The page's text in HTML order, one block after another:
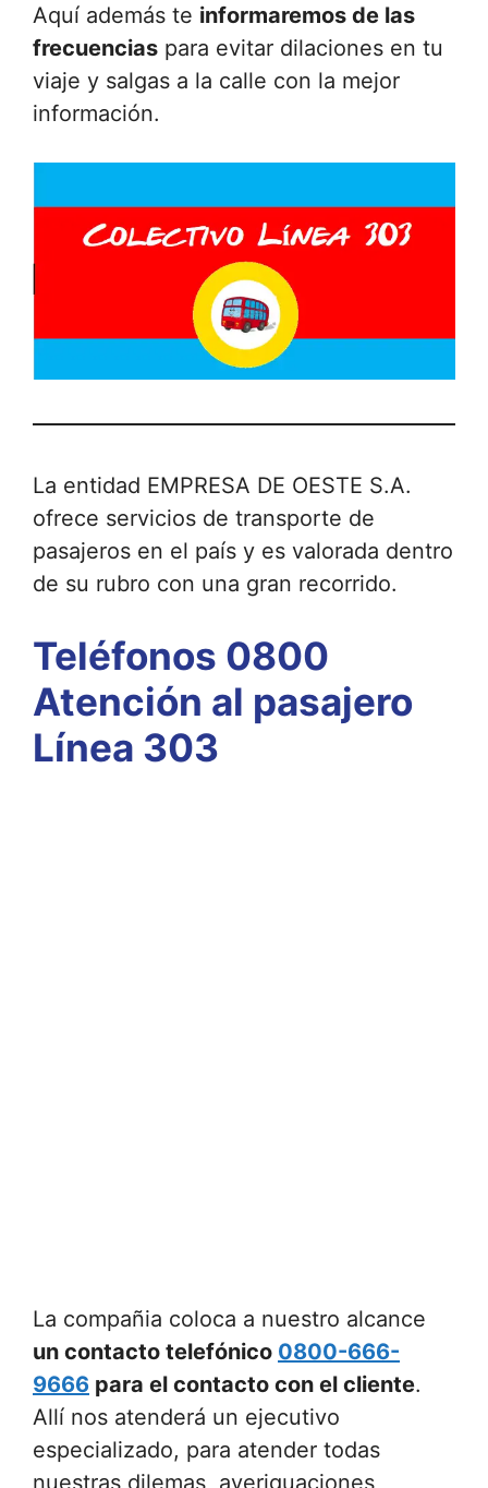
Aquí además te informaremos de las
frecuencias para evitar dilaciones en tu
viaje y salgas a la calle con la mejor
información.
La entidad EMPRESA DE OESTE S.A.
ofrece servicios de transporte de
pasajeros en el país y es valorada dentro
de su rubro con una gran recorrido.
Teléfonos 0800
Atención al pasajero
Línea 303
La compañia coloca a nuestro alcance
un contacto telefónico 0800-666-
9666 para el contacto con el cliente.
Allí nos atenderá un ejecutivo
especializado, para atender todas
nuestras dilemas, averiguaciones,